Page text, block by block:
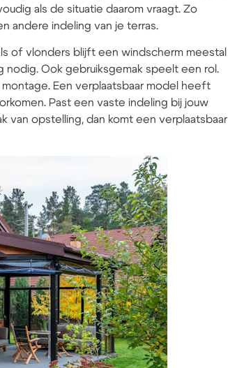
als de situatie daarom vraagt. Zo
andere indeling van je terras.
of vlonders blijft een windscherm meestal
nodig. Ook gebruiksgemak speelt een rol.
Een verplaatsbaar model heeft
Past een vaste indeling bij jouw
van opstelling, dan komt een verplaatsbaar